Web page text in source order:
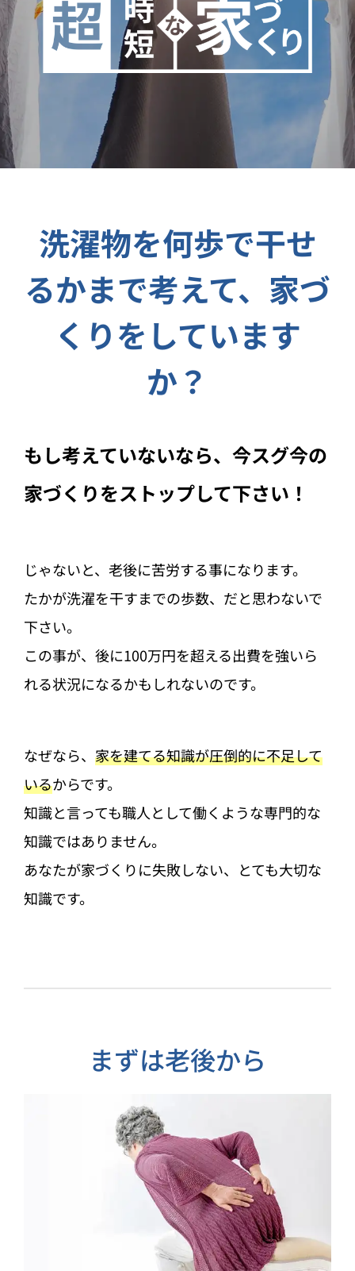
洗濯物を何歩で干せ
るかまで考えて、家づ
くりをしています
か？
もし考えていないなら、今スグ今の
家づくりをストップして下さい！
じゃないと、老後に苦労する事になります。
たかが洗濯を干すまでの歩数、だと思わないで
下さい。
この事が、後に100万円を超える出費を強いら
れる状況になるかもしれないのです。
なぜなら、 家を建てる知識が圧倒的に不足して
いるからです。
知識と言っても職人として働くような専門的な
知識ではありません。
あなたが家づくりに失敗しない、とても大切な
知識です。
まずは老後から